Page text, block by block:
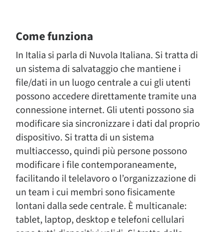
Come funziona
In Italia si parla di Nuvola Italiana. Si tratta di
un sistema di salvataggio che mantiene i
file/dati in un luogo centrale a cui gli utenti
possono accedere direttamente tramite una
connessione internet. Gli utenti possono sia
modificare sia sincronizzare i dati dal proprio
dispositivo. Si tratta di un sistema
multiaccesso, quindi più persone possono
modificare i file contemporaneamente,
facilitando il telelavoro o l’organizzazione di
un team i cui membri sono fisicamente
lontani dalla sede centrale. È multicanale:
tablet, laptop, desktop e telefoni cellulari